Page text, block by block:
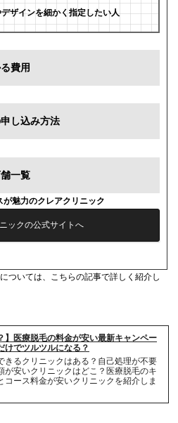
ザインを細かく指定したい人
費用
0円
0円
0円
0円
無料
し込み方法
一覧
が魅力のクレアクリニック
ックの公式サイトへ
ついては、こちらの記事で詳しく紹介し
】医療脱毛の料金が安い最新キャンペー
けでツルツルになる？
きるクリニックはある？自己処理が不要
が安いクリニックはどこ？医療脱毛のキ
コース料金が安いクリニックを紹介しま